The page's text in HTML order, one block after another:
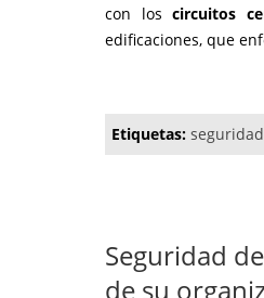
con loscircuitos
edificaciones, que
Etiquetas:
Seguridad
de su